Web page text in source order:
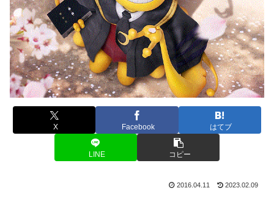
X Facebook はてブ
LINE コピー
2016.04.11 2023.02.09